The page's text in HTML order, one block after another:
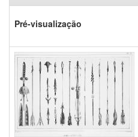
Pré-visualização